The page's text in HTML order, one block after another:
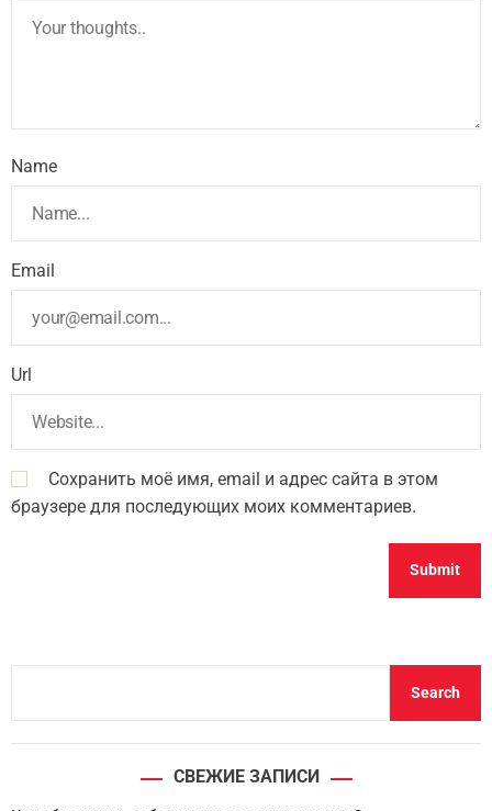
Name
Email
Url
Сохранить моё имя, email и адрес сайта в этом
браузере для последующих моих комментариев.
Search
СВЕЖИЕ ЗАПИСИ